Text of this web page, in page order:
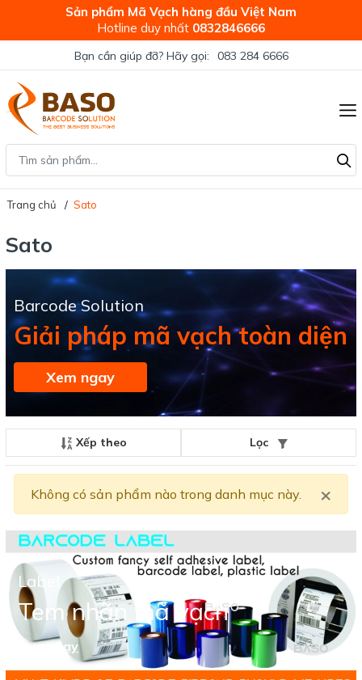
Sản phẩm Mã Vạch hàng đầu Việt Nam
Hotline duy nhất 0832846666
Bạn cần giúp đỡ? Hãy gọi: 083 284 6666
Trang chủ Sato
Sato
Barcode Solution
Giải pháp mã vạch toàn diện
Xem ngay
Xếp theo Lọc
×
Không có sản phẩm nào trong danh mục này.
Label
Tem nhãn mã vạch
Mua ngay